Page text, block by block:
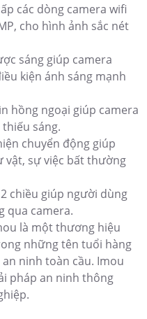
các dòng camera wifi
cho hình ảnh sắc nét
sáng giúp camera
kiện ánh sáng mạnh
hồng ngoại giúp camera
sáng.
chuyển động giúp
vật, sự việc bất thường
chiều giúp người dùng
qua camera.
là một thương hiệu
những tên tuổi hàng
ninh toàn cầu. Imou
pháp an ninh thông